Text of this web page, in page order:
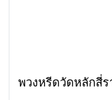
พวงหรีดวัดหลักสี่